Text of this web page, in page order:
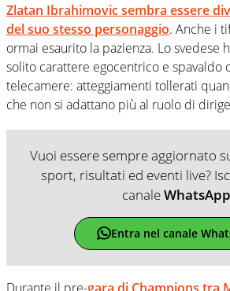
Zlatan Ibrahimovic sembra essere
del suo stesso personaggio. Anche i
ormai esaurito la pazienza. Lo svedese
solito carattere egocentrico e spavaldo
telecamere: atteggiamenti tollerati
che non si adattano più al ruolo di
Vuoi essere sempre aggiornato
sport, risultati ed eventi live?
canaleWhatsApp
Entra nel canale